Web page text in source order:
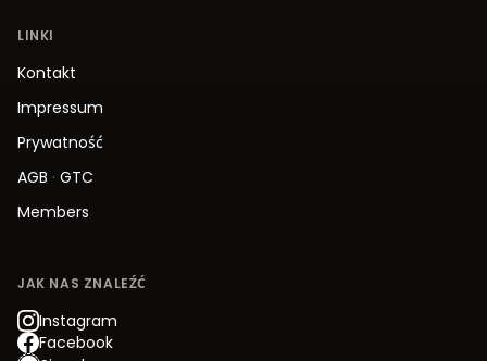
LINKI
Kontakt
Impressum
Prywatność
AGB · GTC
Members
JAK NAS ZNALEŹĆ
Instagram
Facebook